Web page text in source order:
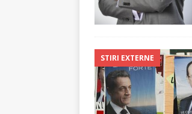
STIRI EXTERNE